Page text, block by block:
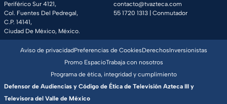
Periférico Sur 4121,
Col. Fuentes Del Pedregal,
C.P. 14141,
Ciudad De México, México.
contacto@tvazteca.com
55 1720 1313 | Conmutador
Aviso de privacidadPreferencias de CookiesDerechosInversionistas
Promo EspacioTrabaja con nosotros
Programa de ética, integridad y cumplimiento
Defensor de Audiencias y Código de Ética de Televisión Azteca III y
Televisora del Valle de México